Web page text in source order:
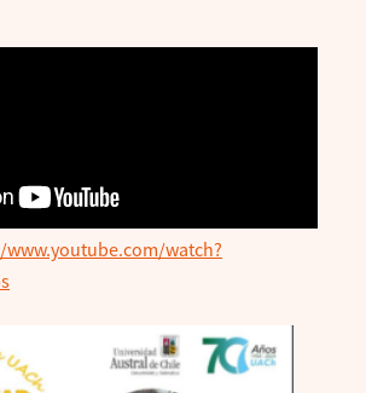
watch?